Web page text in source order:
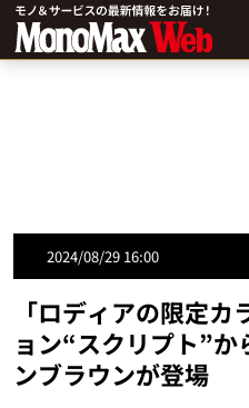
2024/08/29 16:00
「ロディアの限定
ョン“スクリプト”
ンブラウンが登場